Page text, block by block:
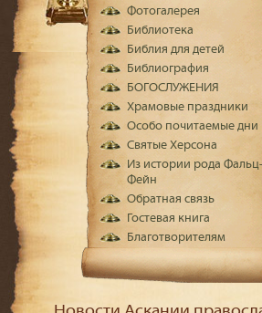
Фотогалерея
Библиотека
Библия для детей
Библиография
БОГОСЛУЖЕНИЯ
Храмовые праздники
Особо почитаемые дни
Святые Херсона
Из истории рода Фальц-
Фейн
Обратная связь
Гостевая книга
Благотворителям